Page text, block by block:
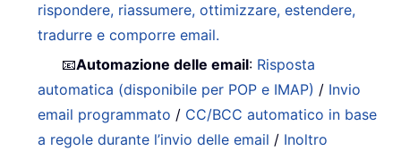
rispondere, riassumere, ottimizzare, estendere,
tradurre e comporre email.
📧Automazione delle email: Risposta
automatica (disponibile per POP e IMAP) / Invio
email programmato / CC/BCC automatico in base
a regole durante l’invio delle email / Inoltro